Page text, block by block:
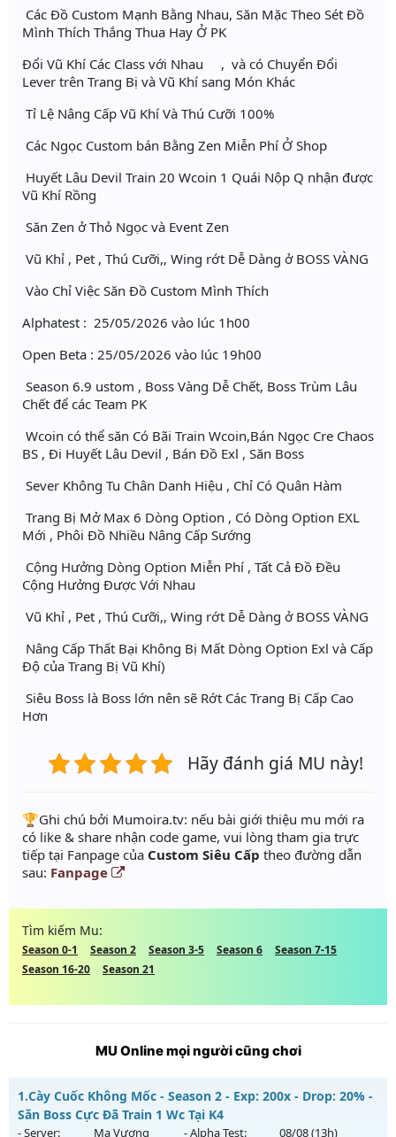
Các Đồ Custom Mạnh Bằng Nhau, Săn Mặc Theo Sét Đồ
Mình Thích Thắng Thua Hay Ở PK
Đổi Vũ Khí Các Class với Nhau , và có Chuyển Đổi
Lever trên Trang Bị và Vũ Khí sang Món Khác
Tỉ Lệ Nâng Cấp Vũ Khí Và Thú Cưỡi 100%
Các Ngọc Custom bán Bằng Zen Miễn Phí Ở Shop
Huyết Lâu Devil Train 20 Wcoin 1 Quái Nộp Q nhận được
Vũ Khí Rồng
Săn Zen ở Thỏ Ngọc và Event Zen
Vũ Khỉ , Pet , Thú Cưỡi,, Wing rớt Dễ Dàng ở BOSS VÀNG
Vào Chỉ Việc Săn Đồ Custom Mình Thích
Alphatest : 25/05/2026 vào lúc 1h00
Open Beta : 25/05/2026 vào lúc 19h00
Season 6.9 ustom , Boss Vàng Dễ Chết, Boss Trùm Lâu
Chết để các Team PK
Wcoin có thể săn Có Bãi Train Wcoin,Bán Ngọc Cre Chaos
BS , Đi Huyết Lâu Devil , Bán Đồ Exl , Săn Boss
Sever Không Tu Chân Danh Hiệu , Chỉ Có Quân Hàm
Trang Bị Mở Max 6 Dòng Option , Có Dòng Option EXL
Mới , Phôi Đồ Nhiều Nâng Cấp Sướng
Cộng Hưởng Dòng Option Miễn Phí , Tất Cả Đồ Đều
Cộng Hưởng Được Với Nhau
Vũ Khỉ , Pet , Thú Cưỡi,, Wing rớt Dễ Dàng ở BOSS VÀNG
Nâng Cấp Thất Bại Không Bị Mất Dòng Option Exl và Cấp
Độ của Trang Bị Vũ Khí)
Siêu Boss là Boss lớn nên sẽ Rớt Các Trang Bị Cấp Cao
Hơn
Hãy đánh giá MU này!
️🏆Ghi chú bởi Mumoira.tv: nếu bài giới thiệu mu mới ra
có like & share nhận code game, vui lòng tham gia trực
tiếp tại Fanpage của Custom Siêu Cấp theo đường dẫn
sau: Fanpage
Tìm kiếm Mu:
Season 0-1 Season 2 Season 3-5 Season 6
Season 7-15
Season 16-20
Season 21
MU Online mọi người cũng chơi
1.Cày Cuốc Không Mốc - Season 2 - Exp: 200x - Drop: 20% -
Săn Boss Cực Đã Train 1 Wc Tại K4
- Server: Ma Vương - Alpha Test: 08/08(13h)